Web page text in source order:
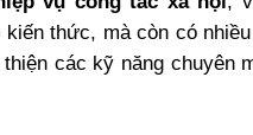
thức, mà còn có
các kỹ năng chuyên